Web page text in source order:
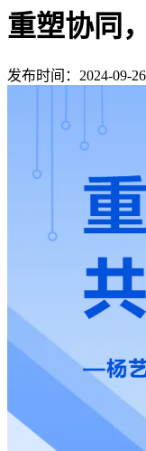
重塑协同
发布时间：2024-09-26